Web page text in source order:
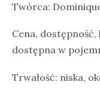
Twórca:
Cena,
dostępna w
Trwałość: niska,